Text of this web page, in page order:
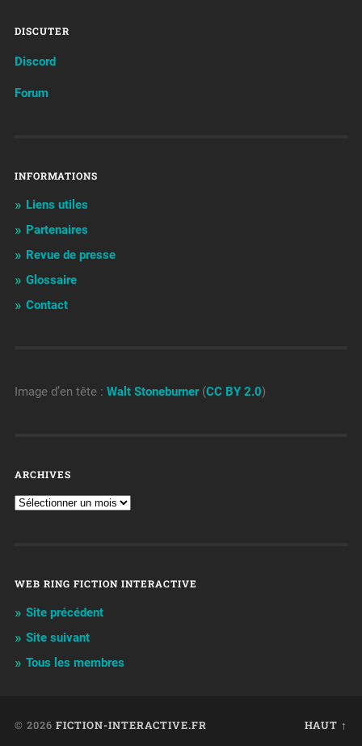
DISCUTER
Discord
Forum
INFORMATIONS
Liens utiles
Partenaires
Revue de presse
Glossaire
Contact
Image d’en tête : Walt Stoneburner(CC BY 2.0)
ARCHIVES
WEB RING FICTION INTERACTIVE
Site précédent
Site suivant
Tous les membres
© 2026 FICTION-INTERACTIVE.FR HAUT ↑